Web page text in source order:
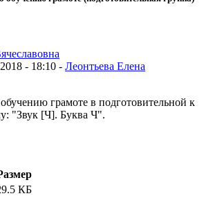
- 18:10 - Леонтьева Елена
грамоте в подготовительной к
"Звук [Ч]. Буква Ч".
КБ